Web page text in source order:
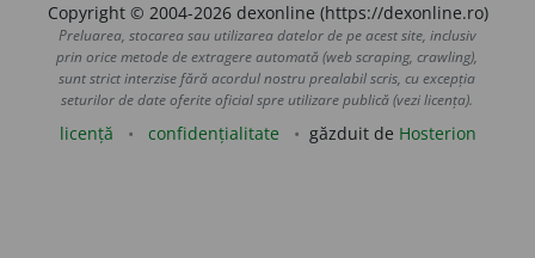
Copyright © 2004-2026 dexonline (https://dexonline.ro)
Preluarea, stocarea sau utilizarea datelor de pe acest site, inclusiv
prin orice metode de extragere automată (web scraping, crawling),
sunt strict interzise fără acordul nostru prealabil scris, cu excepția
seturilor de date oferite oficial spre utilizare publică (vezi licența).
licență confidențialitate găzduit de Hosterion